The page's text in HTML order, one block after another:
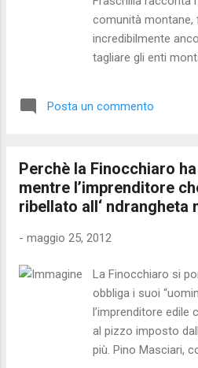
dai satelliti della
SkyMed al fine di
rapidi, di
crostale
entità ed
comunità
incredibilmente
tagliare gli enti
gli stipendi di 4.500
fondi per
fatto che da un lato
trasferimenti a
Comunità senza
stipendi e si scopre
continuano a
all`anno in
rimangono
soldi per la loro
Posta un commento
Perchè la Finocchiaro
mentre l’imprenditore
ribellato all‘ ndrangheta
- maggio 25, 2012
La Finocchiaro si
obbliga i suoi
l’imprenditore edile
al pizzo imposto
più. Pino Masciari,